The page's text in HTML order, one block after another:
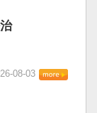
08-03